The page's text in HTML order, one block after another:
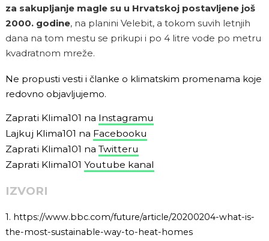
za sakupljanje magle su u Hrvatskoj postavljene još
2000. godine, na planini Velebit, a tokom suvih letnjih
dana na tom mestu se prikupi i po 4 litre vode po metru
kvadratnom mreže.
Ne propusti vesti i članke o klimatskim promenama koje
redovno objavljujemo.
Zaprati Klima101 na Instagramu
Lajkuj Klima101 na Facebooku
Zaprati Klima101 na Twitteru
Zaprati Klima101 Youtube kanal
IZVORI
1. https://www.bbc.com/future/article/20200204-what-is-
the-most-sustainable-way-to-heat-homes